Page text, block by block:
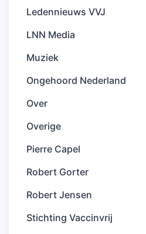
Ledennieuws VVJ
LNN Media
Muziek
Ongehoord Nederland
Over
Overige
Pierre Capel
Robert Gorter
Robert Jensen
Stichting Vaccinvrij